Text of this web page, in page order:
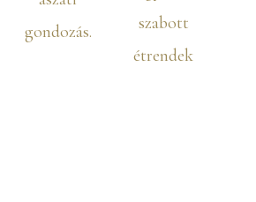
gondozás.
szabott
étrendek